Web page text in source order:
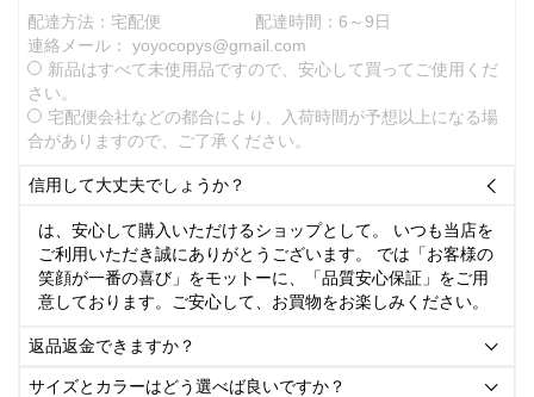
配達方法：宅配便
配達時間：6～9日
連絡メール： yoyocopys@gmail.com
新品はすべて未使用品ですので、安心して買ってご使用くだ
さい。
宅配便会社などの都合により、入荷時間が予想以上になる場
合がありますので、ご了承ください。
信用して大丈夫でしょうか？ 
は、安心して購入いただけるショップとして。 いつも当店を
ご利用いただき誠にありがとうございます。 では「お客様の
笑顔が一番の喜び」をモットーに、「品質安心保証」をご用
意しております。ご安心して、お買物をお楽しみください。
返品返金できますか？ 
サイズとカラーはどう選べば良いですか？ 